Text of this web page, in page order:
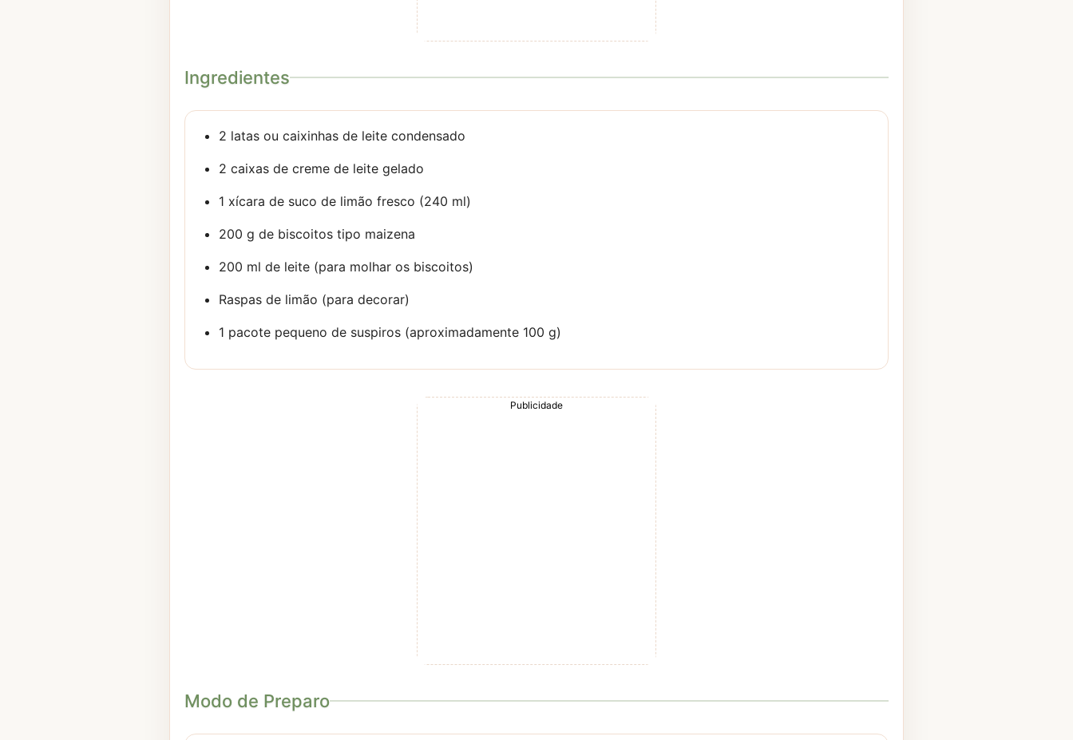
Ingredientes
2 latas ou caixinhas de leite condensado
2 caixas de creme de leite gelado
1 xícara de suco de limão fresco (240 ml)
200 g de biscoitos tipo maizena
200 ml de leite (para molhar os biscoitos)
Raspas de limão (para decorar)
1 pacote pequeno de suspiros (aproximadamente 100 g)
Publicidade
Modo de Preparo